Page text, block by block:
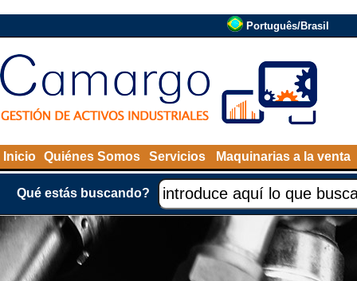
Português/Brasil
Inicio Quiénes Somos Servicios Maquinarias a la venta
Qué estás buscando?